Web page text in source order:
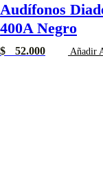
Audífonos
400A Negro
$ 52.000 Añadir